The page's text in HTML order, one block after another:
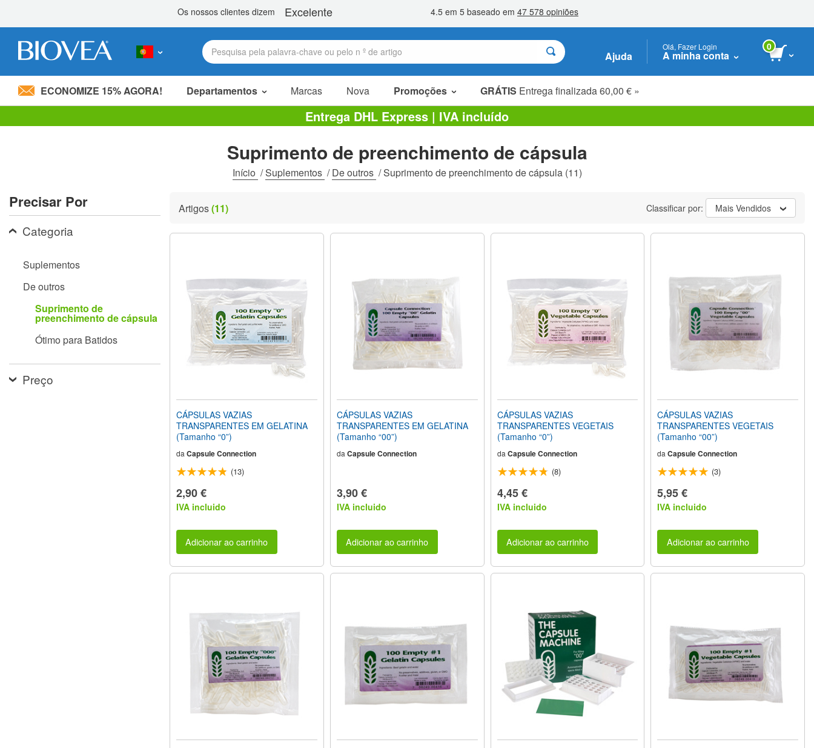
Observação:
acessibilidade.
Pressione
Control-
F11
deficiências
um
leitor
Ajuda
Olá, Fazer Login
A minha conta
0
ECONOMIZE 15% AGORA! Departamentos Marcas Nova Promoções GRÁTIS Entrega finalizada 60,00 € »
Artigos em promoção
Pacotes promocionais
Liquidaçao
Entrega DHL Express | IVA incluído
Suprimento de preenchimento de cápsula
Início /Suplementos /De outros /Suprimento de preenchimento de cápsula(11)
Precisar Por
Categoria
Suplementos
De outros
Suprimento de
preenchimento de cápsula
Ótimo para Batidos
Preço
Artigos(11) Classificar por: Mais Vendidos
CÁPSULAS VAZIAS
TRANSPARENTES EM GELATINA
(Tamanho “0”)
da Capsule Connection
(13)
2,90 €
IVA incluido
Adicionar ao carrinho
CÁPSULAS VAZIAS
TRANSPARENTES EM GELATINA
(Tamanho “00”)
da Capsule Connection
3,90 €
IVA incluido
Adicionar ao carrinho
CÁPSULAS VAZIAS
TRANSPARENTES VEGETAIS
(Tamanho “0”)
da Capsule Connection
(8)
4,45 €
IVA incluido
Adicionar ao carrinho
CÁPSULAS VAZIAS
TRANSPARENTES VEGETAIS
(Tamanho “00”)
da Capsule Connection
(3)
5,95 €
IVA incluido
Adicionar ao carrinho